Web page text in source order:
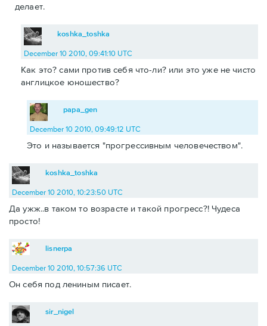
делает.
koshka_toshka
December 10 2010, 09:41:10 UTC
Как это? сами против себя что-ли? или это уже не чисто
англицкое юношество?
papa_gen
December 10 2010, 09:49:12 UTC
Это и называется "прогрессивным человечеством".
koshka_toshka
December 10 2010, 10:23:50 UTC
Да ужж..в таком то возрасте и такой прогресс?! Чудеса
просто!
lisnerpa
December 10 2010, 10:57:36 UTC
Он себя под лениным писает.
sir_nigel